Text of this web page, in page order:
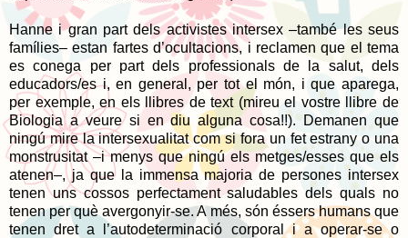
Hanne i gran part dels activistes intersex –també les seus
famílies– estan fartes d’ocultacions, i reclamen que el tema
es conega per part dels professionals de la salut, dels
educadors/es i, en general, per tot el món, i que aparega,
per exemple, en els llibres de text (mireu el vostre llibre de
Biologia a veure si en diu alguna cosa!!). Demanen que
ningú mire la intersexualitat com si fora un fet estrany o una
monstrusitat –i menys que ningú els metges/esses que els
atenen–, ja que la immensa majoria de persones intersex
tenen uns cossos perfectament saludables dels quals no
tenen per què avergonyir-se. A més, són éssers humans que
tenen dret a l’autodeterminació corporal i a operar-se o